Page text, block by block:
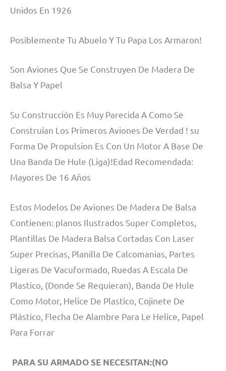
Unidos En 1926
Posiblemente Tu Abuelo Y Tu Papa Los Armaron!
Son Aviones Que Se Construyen De Madera De
Balsa Y Papel
Su Construcción Es Muy Parecida A Como Se
Construían Los Primeros Aviones De Verdad ! su
Forma De Propulsion Es Con Un Motor A Base De
Una Banda De Hule (Liga)!Edad Recomendada:
Mayores De 16 Años
Estos Modelos De Aviones De Madera De Balsa
Contienen: planos Ilustrados Super Completos,
Plantillas De Madera Balsa Cortadas Con Laser
Super Precisas, Planilla De Calcomanias, Partes
Ligeras De Vacuformado, Ruedas A Escala De
Plastico, (Donde Se Requieran), Banda De Hule
Como Motor, Helice De Plastico, Cojinete De
Plástico, Flecha De Alambre Para Le Helice, Papel
Para Forrar
PARA SU ARMADO SE NECESITAN:(NO